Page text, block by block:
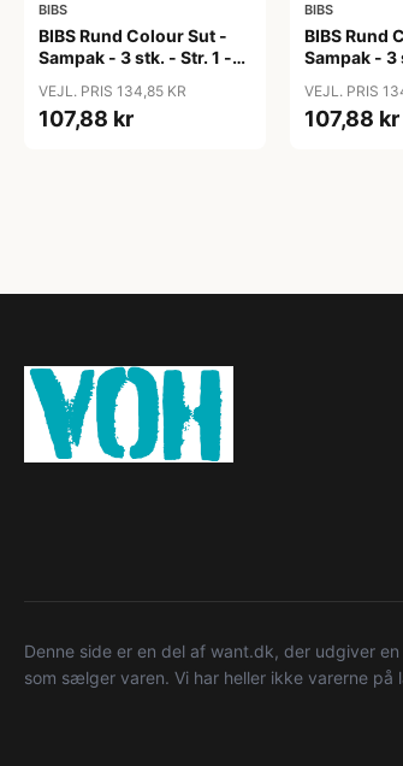
BIBS
BIBS Rund Colour Sut -
Sampak - 3 stk. - Str. 1 -
VEJL. PRIS 134,85 KR
107,88 kr
BIBS
BIBS Rund
Sampak - 3
VEJL. PRIS
107,88 kr
Denne side er en del af want.dk, der udgiver
som sælger varen. Vi har heller ikke varerne på